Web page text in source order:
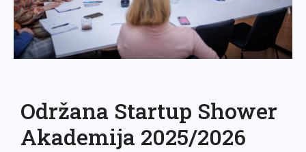
Održana Startup Shower
Akademija 2025/2026